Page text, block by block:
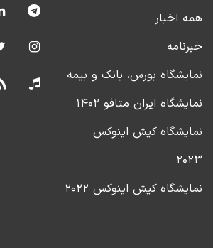
همه اخبار
خبرنامه
نمایشگاه بورس، بانک و بیمه
نمایشگاه ایران متافو ۱۴۰۲
نمایشگاه کیش اینوکس
۲۰۲۳
نمایشگاه کیش اینوکس ۲۰۲۲